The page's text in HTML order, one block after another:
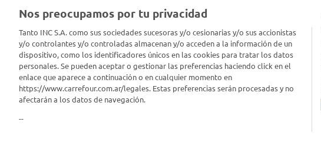
Productos Carrefour
Tarjeta Mi Carrefour
Panel Carrefour
Puntos Verdes
Info útil
Tasas de interés
Contacto
Nos preocupamos por tu privacidad
Tanto INC S.A. como sus sociedades sucesoras y/o cesionarias y/o sus accionistas
y/o controlantes y/o controladas almacenan y/o acceden a la información de un
dispositivo, como los identificadores únicos en las cookies para tratar los datos
personales. Se pueden aceptar o gestionar las preferencias haciendo click en el
enlace que aparece a continuación o en cualquier momento en
https://www.carrefour.com.ar/legales. Estas preferencias serán procesadas y no
afectarán a los datos de navegación.
--